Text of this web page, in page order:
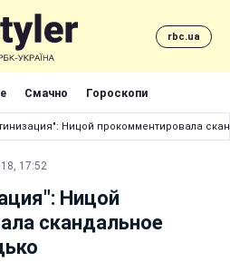
rbc.ua
Смачно Гороскопи
Ницой прокомментировала
17:52
Ницой
скандальное